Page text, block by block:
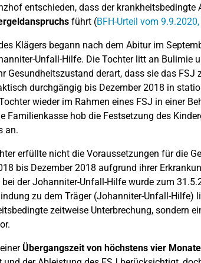
entschieden, dass der krankheitsbedingte
führt (BFH-Urteil vom
Klägers begann nach dem Abitur im
Unfall-Hilfe. Die Tochter litt an Bulimie
Gesundheitszustand derart, dass sie das FSJ
durchgängig bis Dezember 2018 in
wieder im Rahmen eines FSJ in einer
Familienkasse hob die Festsetzung des
an.
erfüllte nicht die Voraussetzungen für die
bis Dezember 2018 aufgrund ihrer
der Johanniter-Unfall-Hilfe wurde zum
zu dem Träger (Johanniter-Unfall-Hilfe)
zeitweise Unterbrechung, sondern
Übergangszeit von höchstens vier